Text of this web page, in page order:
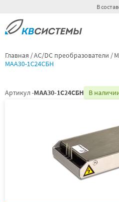
В
Главная AC/DC преобразователи
МАА30-1С24СБН
Артикул -МАА30-1С24СБН В